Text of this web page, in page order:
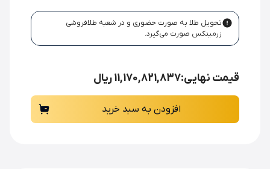
تحویل طلا به صورت حضوری و در شعبه طلافروشی
زرمینکس صورت می‌گیرد.
قیمت نهایی:11,170,821,837 ریال
افزودن به سبد خرید